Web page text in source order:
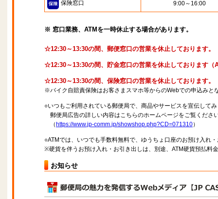
保険窓口 9:00～16:00
※ 窓口業務、ATMを一時休止する場合があります。
☆12:30～13:30の間、郵便窓口の営業を休止しております。
☆12:30～13:30の間、貯金窓口の営業を休止しております（
☆12:30～13:30の間、保険窓口の営業を休止しております。
※バイク自賠責保険はお客さまスマホ等からのWebでの申込みと
○いつもご利用されている郵便局で、商品やサービスを宣伝して
郵便局広告の詳しい内容はこちらのホームページをご覧くださ
（ https://www.jp-comm.jp/showshop.php?CD=071310）
○ATMでは、いつでも手数料無料で、ゆうちょ口座のお預け入れ
※硬貨を伴うお預け入れ・お引き出しは、別途、ATM硬貨預払料
お知らせ